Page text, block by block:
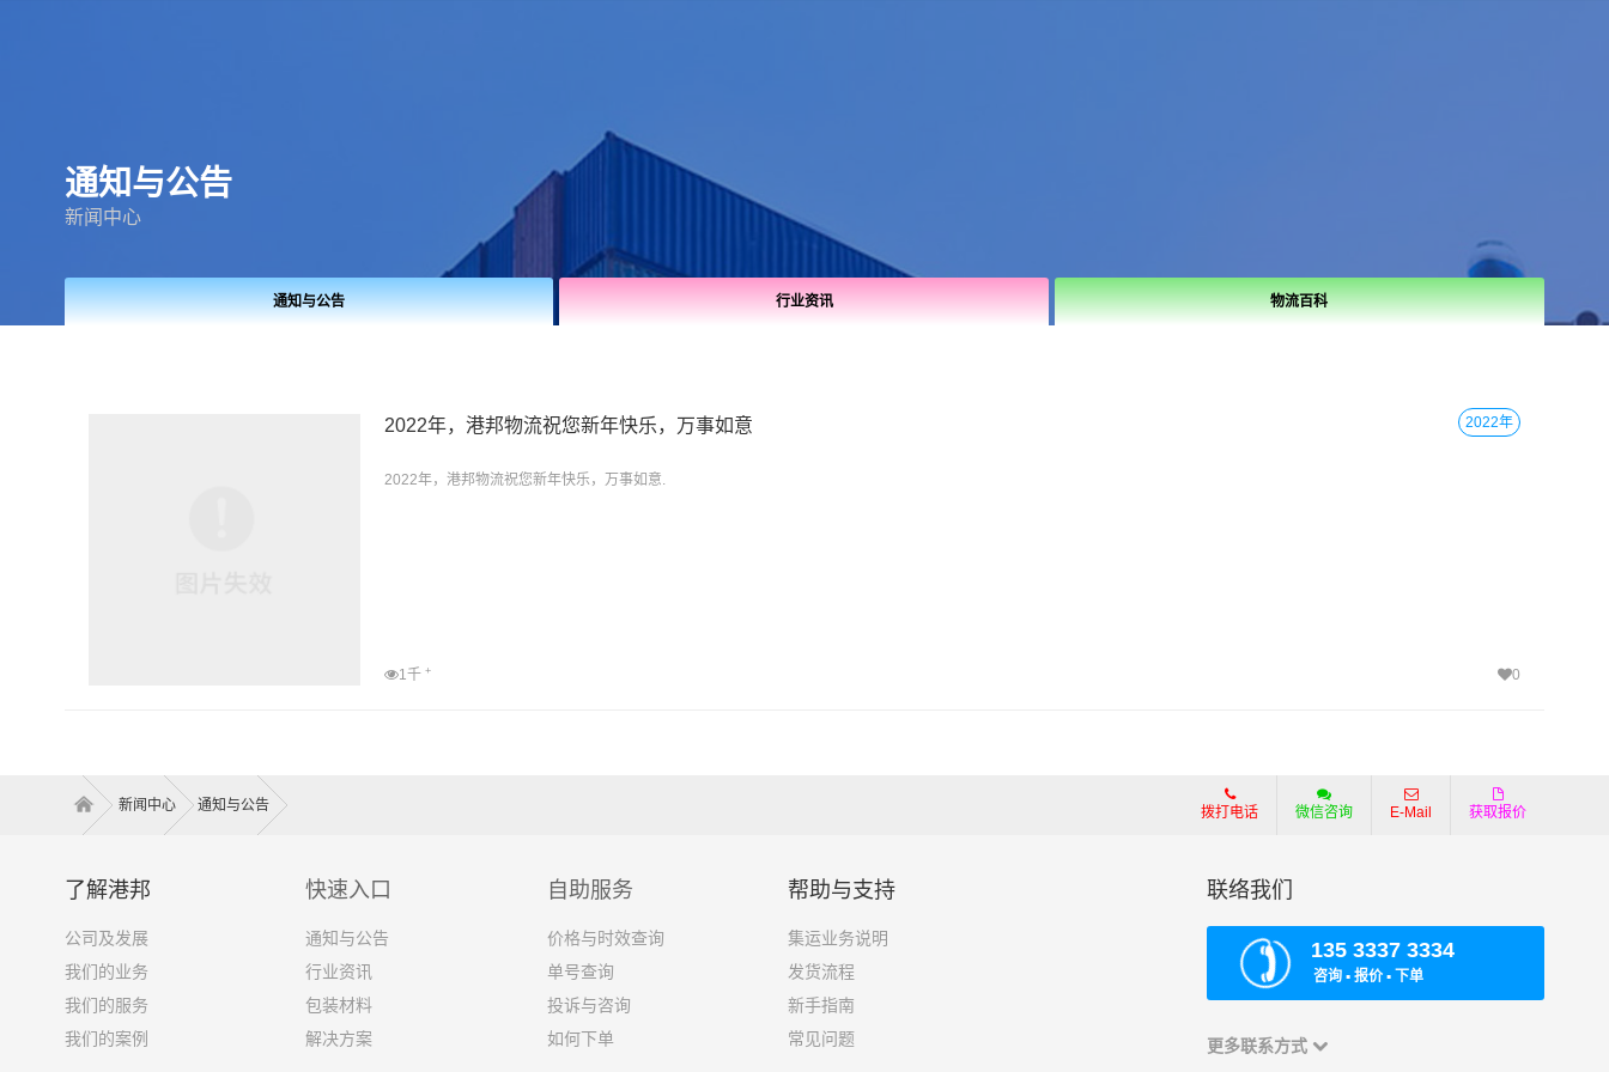
通知与公告
新闻中心
通知与公告 行业资讯 物流百科
2022年，港邦物流祝您新年快乐，万事如意
2022年，港邦物流祝您新年快乐，万事如意.
1千+ 0
2022年
新闻中心 通知与公告 拨打电话 微信咨询 E-Mail 获取报价
了解港邦
公司及发展
我们的业务
我们的服务
我们的案例
快速入口
通知与公告
行业资讯
包装材料
解决方案
自助服务
价格与时效查询
单号查询
投诉与咨询
如何下单
帮助与支持
集运业务说明
发货流程
新手指南
常见问题
联络我们
135 3337 3334
咨询 ▪ 报价 ▪ 下单
更多联系方式